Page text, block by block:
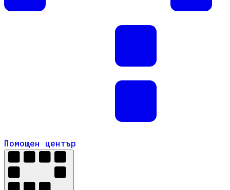
Помощен център
Помощен център